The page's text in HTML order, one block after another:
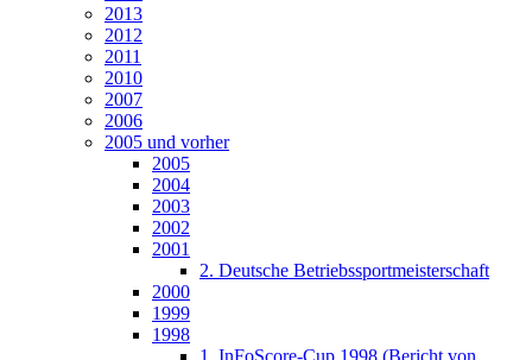
2013
2012
2011
2010
2007
2006
2005 und vorher
2005
2004
2003
2002
2001
2. Deutsche Betriebssportmeisterschaft
2000
1999
1998
1. InFoScore-Cup 1998 (Bericht von